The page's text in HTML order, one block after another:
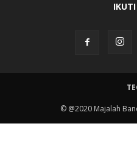
© @2020 Majalah